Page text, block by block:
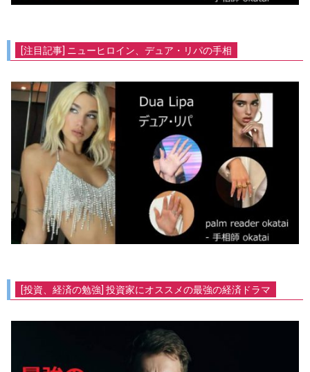
[注目記事] ニューヒロイン、デュア・リパの手相
[投資、経済の勉強] 投資家にオススメの最強の経済ドラマ